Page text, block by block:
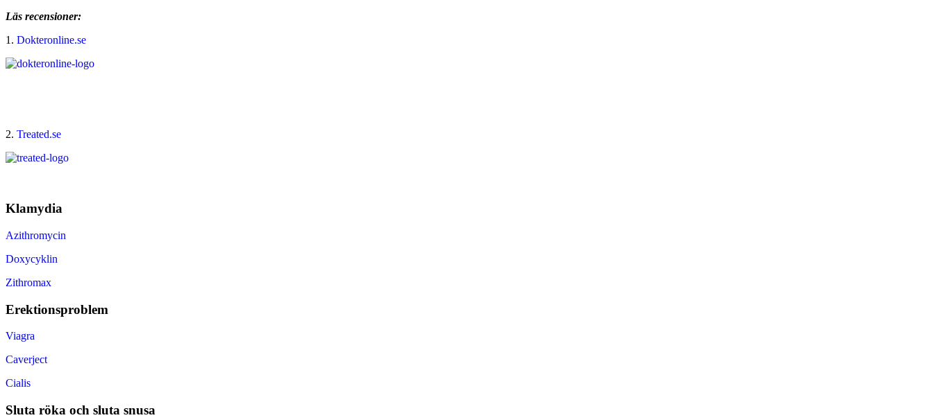
Läs recensioner:
1. Dokteronline.se
2. Treated.se
Klamydia
Azithromycin
Doxycyklin
Zithromax
Erektionsproblem
Viagra
Caverject
Cialis
Sluta röka och sluta snusa